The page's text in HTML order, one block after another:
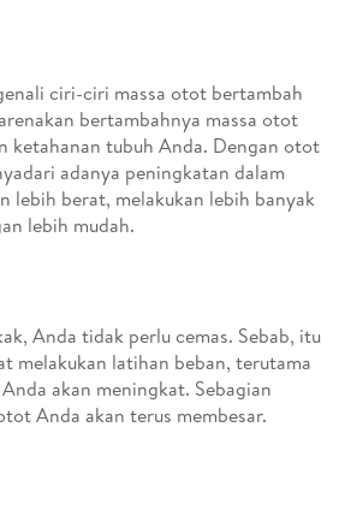
ciri-ciri massa otot bertambah
bertambahnya massa otot
ketahanan tubuh Anda. Dengan otot
adanya peningkatan dalam
lebih berat, melakukan lebih banyak
lebih mudah.
Anda tidak perlu cemas. Sebab, itu
melakukan latihan beban, terutama
akan meningkat. Sebagian
Anda akan terus membesar.